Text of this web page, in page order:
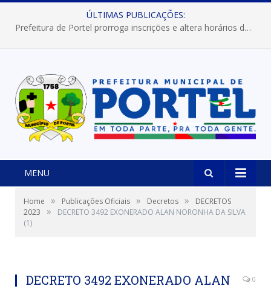
ÚLTIMAS PUBLICAÇÕES:
Prefeitura de Portel prorroga inscrições e altera horários dos concursos “Musa” e “Miss Mix Verão 2026”
MENU
Home » Publicações Oficiais » Decretos »
DECRETOS
2023
»
DECRETO 3492 EXONERADO ALAN NORONHA DA SILVA
(1)
DECRETO 3492 EXONERADO ALAN
0